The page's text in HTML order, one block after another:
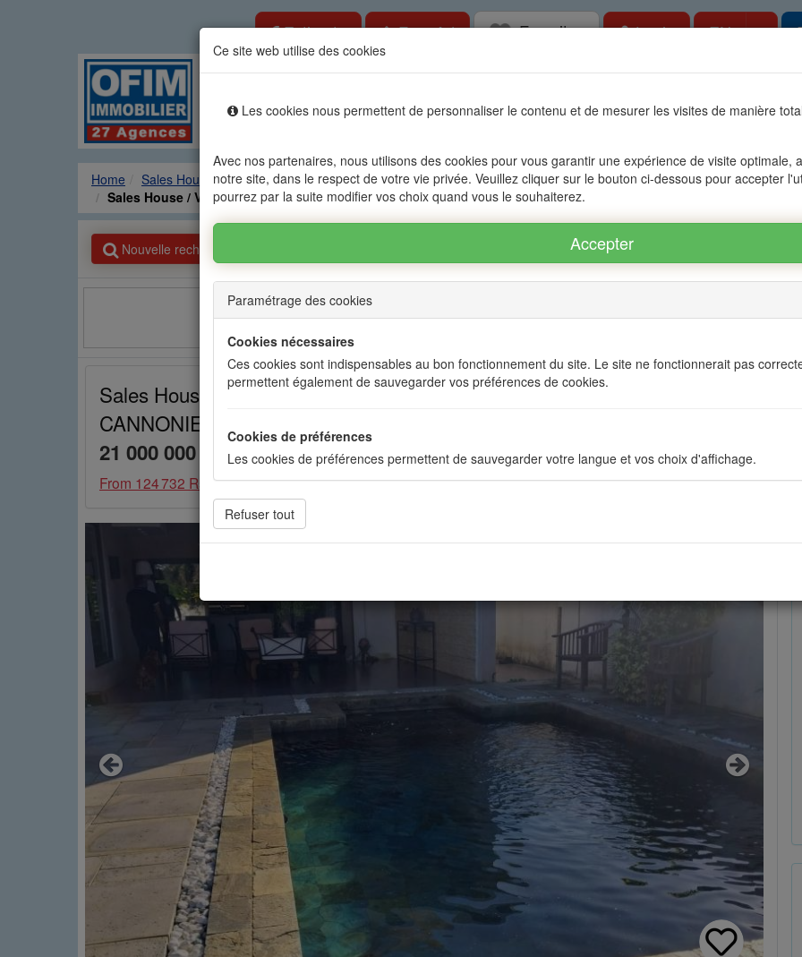
Ce site web utilise des cookies
Les cookies nous permettent de personnaliser le contenu et de mesurer les visites de manière
Avec nos partenaires, nous utilisons des cookies pour vous garantir une expérience de visite optimale,
notre site, dans le respect de votre vie privée. Veuillez cliquer sur le bouton ci-dessous pour accepter
pourrez par la suite modifier vos choix quand vous le souhaiterez.
Paramétrage des cookies
Cookies nécessaires
Ces cookies sont indispensables au bon fonctionnement du site. Le site ne fonctionnerait pas
permettent également de sauvegarder vos préférences de cookies.
Cookies de préférences
Les cookies de préférences permettent de sauvegarder votre langue et vos choix d'affichage.
Cookies de statistiques
Cookies sociaux
Les cookies sociaux sont utilisés pour afficher les réseaux sociaux afin que vous puissiez partager
Estimate Free Ad Favorites Login EN
Agencies Renting Sales Accessible to foreigners Management The group OFIM
Home Sales House / Villa
GRAND BAIE - PEREYBERE - POINTE AUX CANNONIERS
Sales House / Villa GRAND BAIE - PEREYBERE - POINTE AUX CANNONIERS ref.: 16A67419
Nouvelle recherche
Sales House / Villa GRAND BAIE - PEREYBERE - POINTE AUX
CANNONIERS Mauritius réf.: 16A67419
21 000 000 Rs
From 124 732 Rs / month
Previous Next